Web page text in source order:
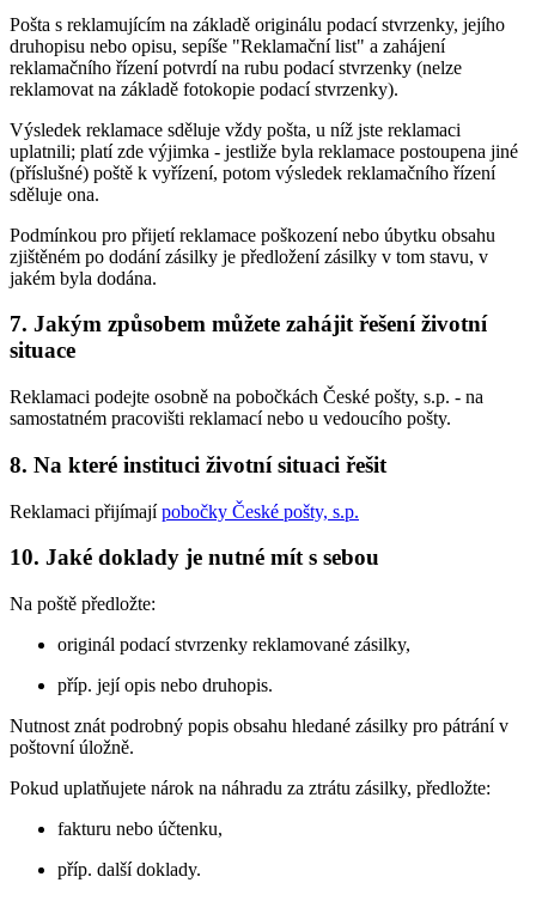
Pošta s reklamujícím na základě originálu podací stvrzenky, jejího
druhopisu nebo opisu, sepíše "Reklamační list" a zahájení
reklamačního řízení potvrdí na rubu podací stvrzenky (nelze
reklamovat na základě fotokopie podací stvrzenky).
Výsledek reklamace sděluje vždy pošta, u níž jste reklamaci
uplatnili; platí zde výjimka - jestliže byla reklamace postoupena jiné
(příslušné) poště k vyřízení, potom výsledek reklamačního řízení
sděluje ona.
Podmínkou pro přijetí reklamace poškození nebo úbytku obsahu
zjištěném po dodání zásilky je předložení zásilky v tom stavu, v
jakém byla dodána.
7. Jakým způsobem můžete zahájit řešení životní
situace
Reklamaci podejte osobně na pobočkách České pošty, s.p. - na
samostatném pracovišti reklamací nebo u vedoucího pošty.
8. Na které instituci životní situaci řešit
Reklamaci přijímajípobočky České pošty, s.p.
10. Jaké doklady je nutné mít s sebou
Na poště předložte:
originál podací stvrzenky reklamované zásilky,
příp. její opis nebo druhopis.
Nutnost znát podrobný popis obsahu hledané zásilky pro pátrání v
poštovní úložně.
Pokud uplatňujete nárok na náhradu za ztrátu zásilky, předložte:
fakturu nebo účtenku,
příp. další doklady.